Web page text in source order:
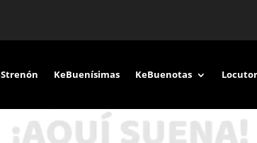
KeBuenísimas KeBuenotas